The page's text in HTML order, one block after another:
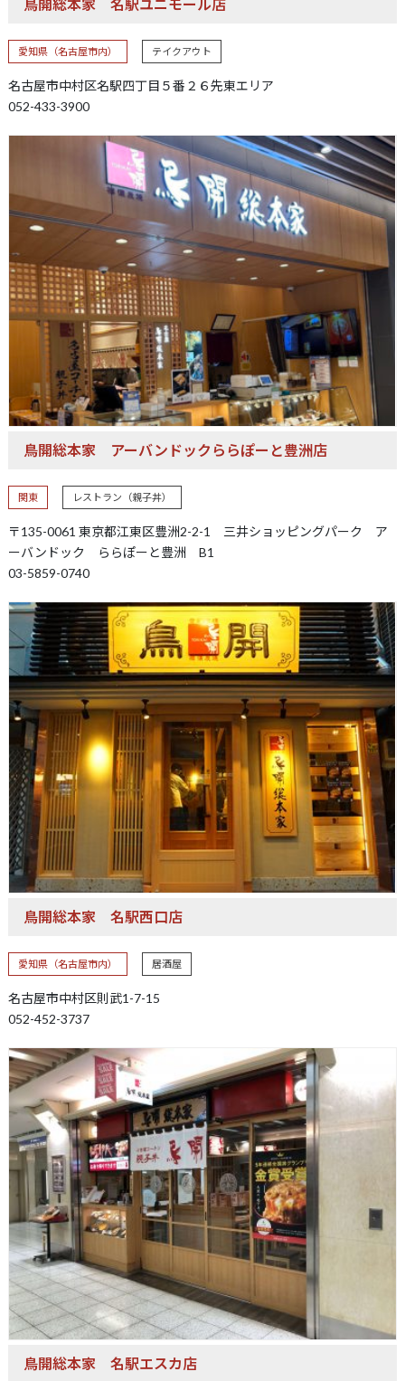
鳥開総本家名駅ユニモール店
愛知県（名古屋市内） テイクアウト
名古屋市中村区名駅四丁目５番２６先東エリア
052-433-3900
鳥開総本家アーバンドックららぽーと豊洲店
関東 レストラン（親子丼）
〒135-0061 東京都江東区豊洲2-2-1 三井ショッピングパーク ア
ーバンドック ららぽーと豊洲 B1
03-5859-0740
鳥開総本家名駅西口店
愛知県（名古屋市内） 居酒屋
名古屋市中村区則武1-7-15
052-452-3737
鳥開総本家 名駅エスカ店